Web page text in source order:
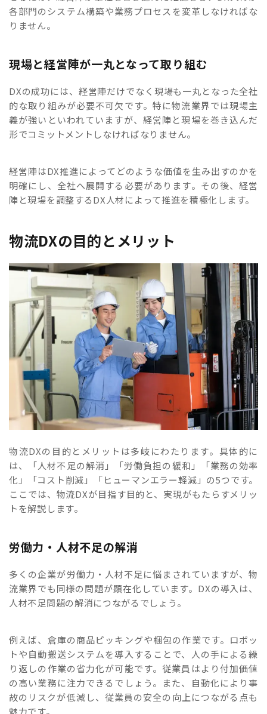
各部門のシステム構築や業務プロセスを変革しなければな
りません。
現場と経営陣が一丸となって取り組む
DXの成功には、経営陣だけでなく現場も一丸となった全社
的な取り組みが必要不可欠です。特に物流業界では現場主
義が強いといわれていますが、経営陣と現場を巻き込んだ
形でコミットメントしなければなりません。
経営陣はDX推進によってどのような価値を生み出すのかを
明確にし、全社へ展開する必要があります。その後、経営
陣と現場を調整するDX人材によって推進を積極化します。
物流DXの目的とメリット
物流DXの目的とメリットは多岐にわたります。具体的に
は、「人材不足の解消」「労働負担の緩和」「業務の効率
化」「コスト削減」「ヒューマンエラー軽減」の5つです。
ここでは、物流DXが目指す目的と、実現がもたらすメリッ
トを解説します。
労働力・人材不足の解消
多くの企業が労働力・人材不足に悩まされていますが、物
流業界でも同様の問題が顕在化しています。DXの導入は、
人材不足問題の解消につながるでしょう。
例えば、倉庫の商品ピッキングや梱包の作業です。ロボッ
トや自動搬送システムを導入することで、人の手による繰
り返しの作業の省力化が可能です。従業員はより付加価値
の高い業務に注力できるでしょう。また、自動化により事
故のリスクが低減し、従業員の安全の向上につながる点も
魅力です。